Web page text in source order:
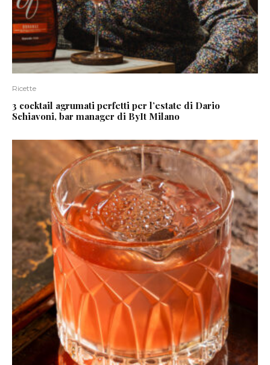
Ricette
3 cocktail agrumati perfetti per l’estate di Dario
Schiavoni, bar manager di ByIt Milano